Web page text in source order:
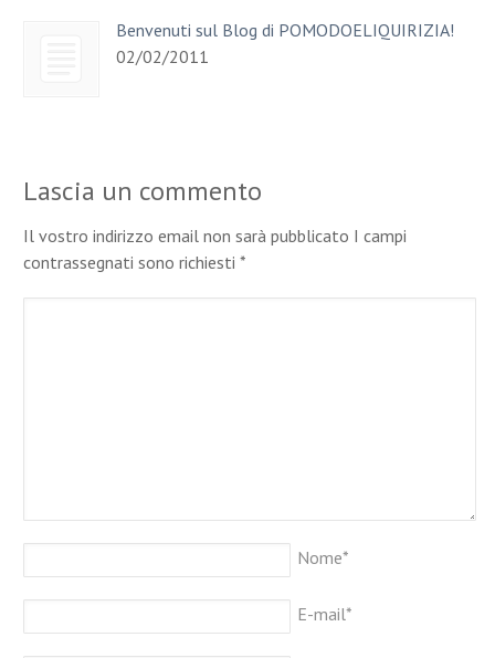
Benvenuti sul Blog di POMODOELIQUIRIZIA!
02/02/2011
Lascia un commento
Il vostro indirizzo email non sarà pubblicato I campi
contrassegnati sono richiesti*
Nome*
E-mail*